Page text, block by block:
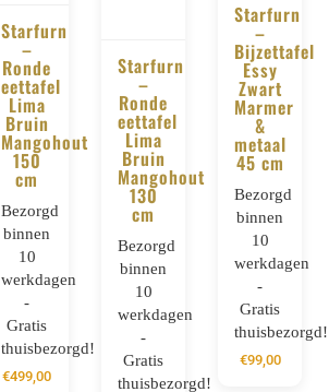
BESTELLEN
Starfurn
–
Ronde
eettafel
Lima
Bruin
Mangohout
150
cm
Bezorgd
binnen
10
werkdagen
-
Gratis
thuisbezorgd!
€499,00
BESTELLEN
Starfurn
–
Ronde
eettafel
Lima
Bruin
Mangohout
130
cm
Bezorgd
binnen
10
werkdagen
-
Gratis
thuisbezorgd!
BESTELLEN
Starfurn
–
Bijzettafel
Essy
Zwart
Marmer
&
metaal
45 cm
Bezorgd
binnen
10
werkdagen
-
Gratis
thuisbezorgd!
€99,00